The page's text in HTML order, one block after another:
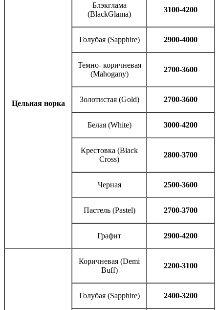
Цельная норка
Блэкглама
(BlackGlama)
3100-4200
Голубая (Sapphire) 2900-4000
Темно- коричневая
(Mahogany)
2700-3600
Золотистая (Gold) 2700-3600
Белая (White) 3000-4200
Крестовка (Black
Cross)
2800-3700
Черная 2500-3600
Пастель (Pastel) 2700-3700
Графит 2900-4200
Коричневая (Demi
Buff)
2200-3100
Голубая (Sapphire) 2400-3200